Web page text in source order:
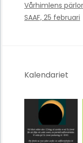
Vårhimlens
SAAF, 25 februari
Kalendariet